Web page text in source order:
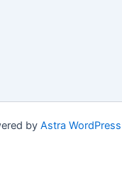
by Astra WordPress